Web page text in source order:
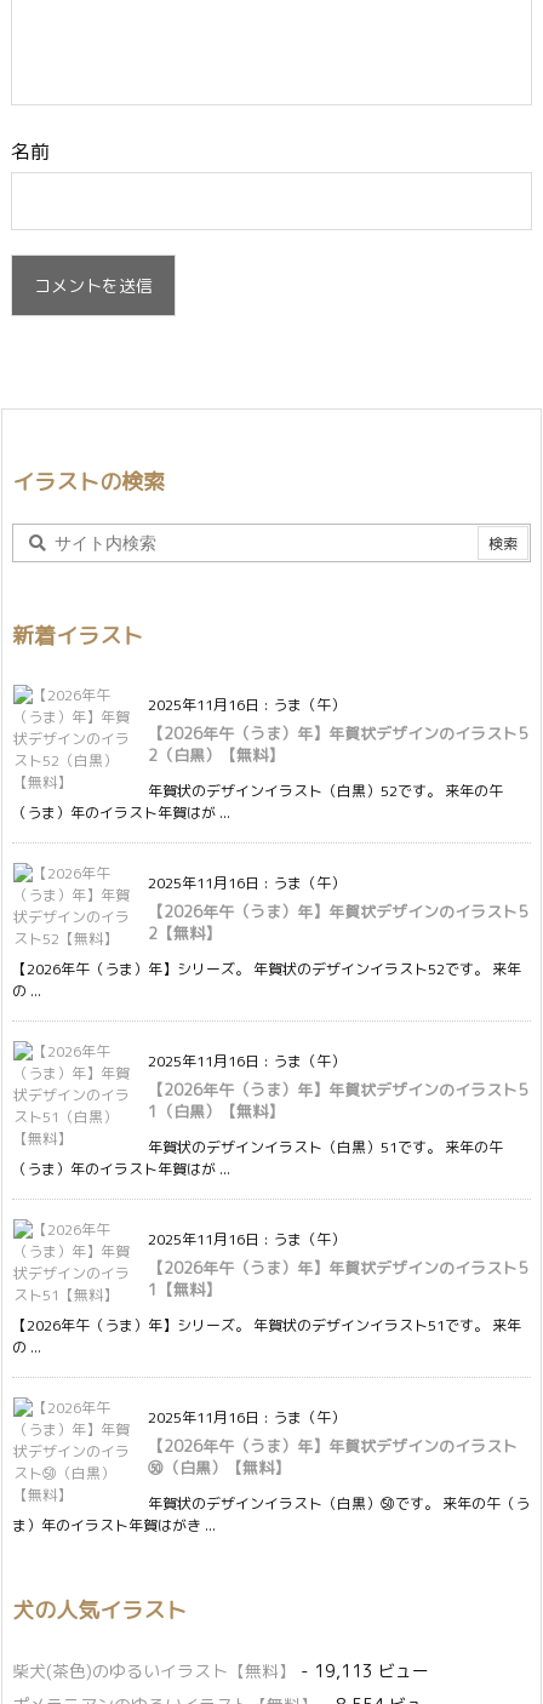
名前
イラストの検索
新着イラスト
2025年11月16日 : うま（午）
【2026年午（うま）年】年賀状デザインのイラスト5
2（白黒）【無料】
年賀状のデザインイラスト（白黒）52です。 来年の午
（うま）年のイラスト年賀はが ...
2025年11月16日 : うま（午）
【2026年午（うま）年】年賀状デザインのイラスト5
2【無料】
【2026年午（うま）年】シリーズ。 年賀状のデザインイラスト52です。 来年
の ...
2025年11月16日 : うま（午）
【2026年午（うま）年】年賀状デザインのイラスト5
1（白黒）【無料】
年賀状のデザインイラスト（白黒）51です。 来年の午
（うま）年のイラスト年賀はが ...
2025年11月16日 : うま（午）
【2026年午（うま）年】年賀状デザインのイラスト5
1【無料】
【2026年午（うま）年】シリーズ。 年賀状のデザインイラスト51です。 来年
の ...
2025年11月16日 : うま（午）
【2026年午（うま）年】年賀状デザインのイラスト
㊿（白黒）【無料】
年賀状のデザインイラスト（白黒）㊿です。 来年の午（う
ま）年のイラスト年賀はがき ...
犬の人気イラスト
柴犬(茶色)のゆるいイラスト【無料】
- 19,113 ビュー